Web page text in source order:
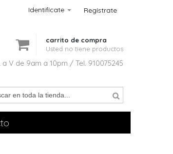
Regístrate
Identifícate
carrito de compra
Usted no tiene productos
V de 9am a 10pm / Tel. 910075245